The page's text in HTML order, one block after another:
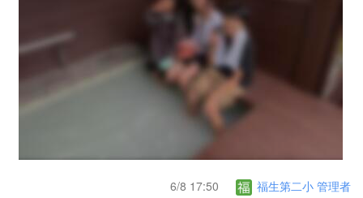
6/8 17:50 福生第二小 管理者